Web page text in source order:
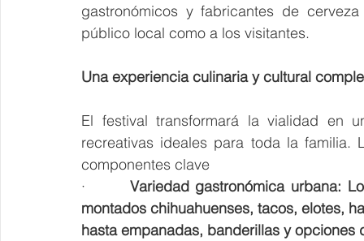
gastronómicos y fabricantes de
público local como a los visitantes.
Una experiencia culinaria y cultural
El festival transformará la vialidad en
recreativas ideales para toda la familia.
componentes clave
· Variedad gastronómica urbana:
montados chihuahuenses, tacos, elotes,
hasta empanadas, banderillas y opciones